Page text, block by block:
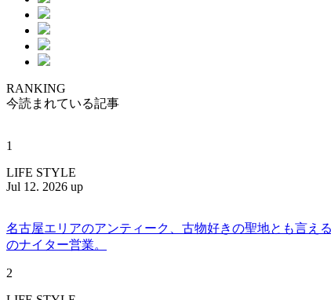
RANKING
今読まれている記事
1
LIFE STYLE
Jul 12. 2026 up
名古屋エリアのアンティーク、古物好きの聖地とも言え
のナイター営業。
2